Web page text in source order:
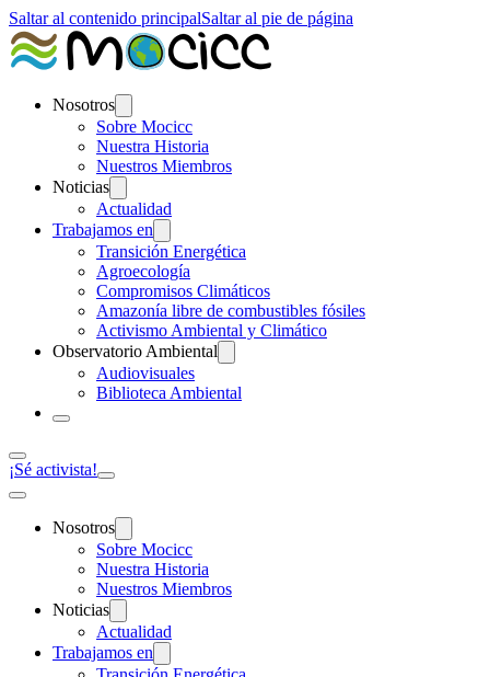
Saltar al contenido principalSaltar al pie de página
Nosotros
Sobre Mocicc
Nuestra Historia
Nuestros Miembros
Noticias
Actualidad
Trabajamos en
Transición Energética
Agroecología
Compromisos Climáticos
Amazonía libre de combustibles fósiles
Activismo Ambiental y Climático
Observatorio Ambiental
Audiovisuales
Biblioteca Ambiental
¡Sé activista!
Nosotros
Sobre Mocicc
Nuestra Historia
Nuestros Miembros
Noticias
Actualidad
Trabajamos en